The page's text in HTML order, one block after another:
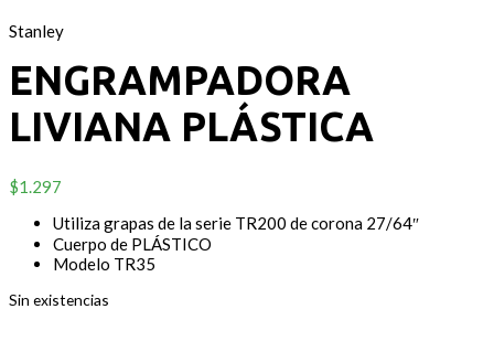
Stanley
ENGRAMPADORA
LIVIANA PLÁSTICA
$1.297
Utiliza grapas de la serie TR200 de corona 27/64″
Cuerpo de PLÁSTICO
Modelo TR35
Sin existencias